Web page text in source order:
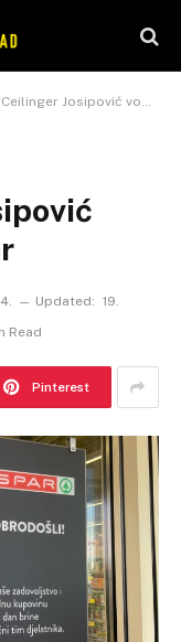
Josipović vodi Čakovečki Spar
Updated: 19.
Read
Pinterest